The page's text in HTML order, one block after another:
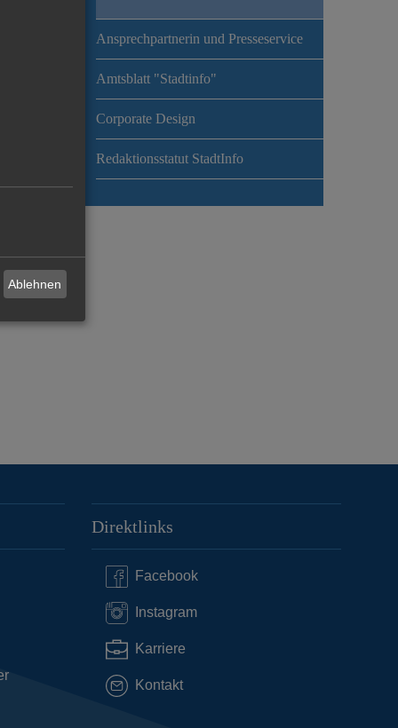
Ansprechpartnerin und Presseservice
Amtsblatt "Stadtinfo"
Corporate Design
Redaktionsstatut StadtInfo
Direktlinks
Facebook
Instagram
Karriere
Kontakt
Ablehnen